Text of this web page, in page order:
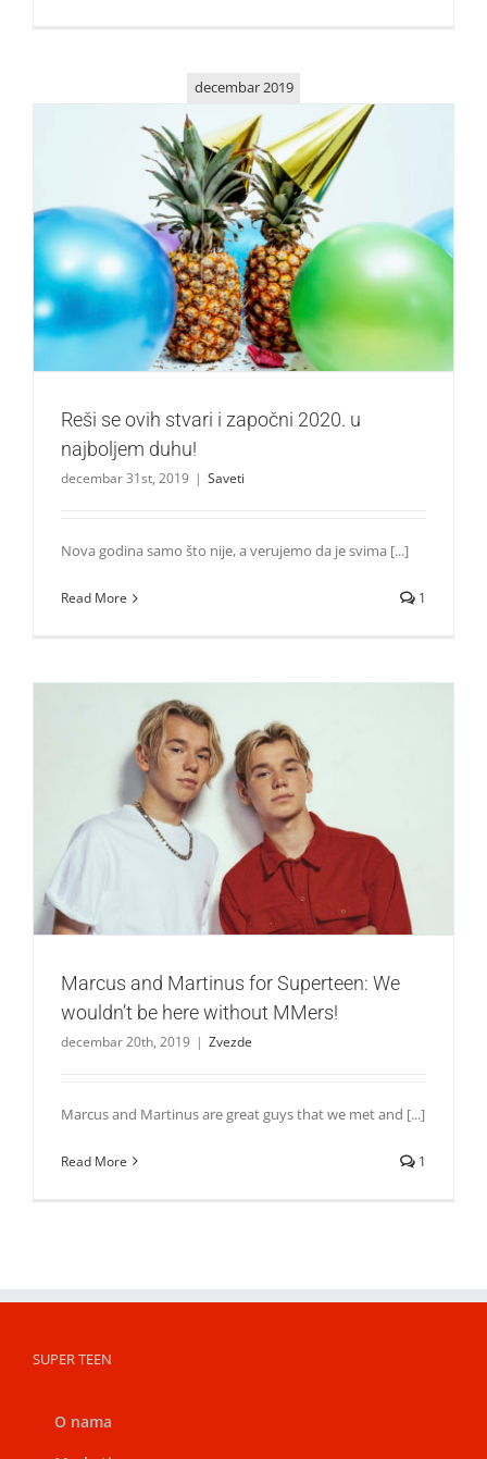
decembar 2019
Reši se ovih stvari i započni 2020. u najboljem duhu!
Saveti
Reši se ovih stvari i započni 2020. u
najboljem duhu!
decembar 31st, 2019 | Saveti
Nova godina samo što nije, a verujemo da je svima [...]
Read More 1
Marcus and Martinus for Superteen: We wouldn’t be here
without MMers!
Zvezde
Marcus and Martinus for Superteen: We
wouldn’t be here without MMers!
decembar 20th, 2019 | Zvezde
Marcus and Martinus are great guys that we met and [...]
Read More 1
SUPER TEEN
O nama